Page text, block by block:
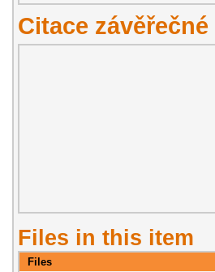
Citace závěřečné
Files in this item
Files